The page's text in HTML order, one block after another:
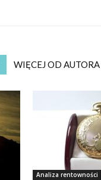
WIĘCEJ OD AUTORA
Analiza rentowności